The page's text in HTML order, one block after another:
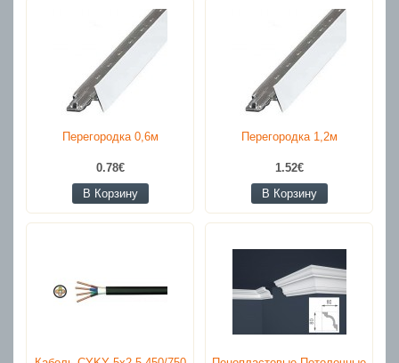
Перегородка 0,6м
0.78€
В Корзину
Перегородка 1,2м
1.52€
В Корзину